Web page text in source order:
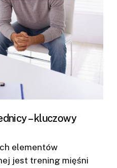
– kluczowy
elementów
jest trening mięśni